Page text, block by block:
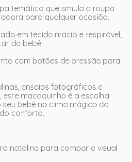
temática que simula a roupa
para qualquer ocasião.
em tecido macio e respirável,
do bebê.
com botões de pressão para
ensaios fotográficos e
este macaquinho é a escolha
bebê no clima mágico do
conforto.
natalino para compor o visual